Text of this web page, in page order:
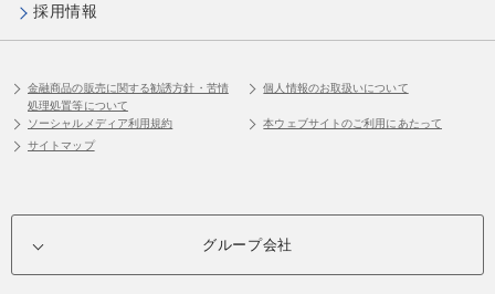
採用情報
金融商品の販売に関する勧誘方針・苦情
処理処置等について
個人情報のお取扱いについて
ソーシャルメディア利用規約
本ウェブサイトのご利用にあたって
サイトマップ
グループ会社